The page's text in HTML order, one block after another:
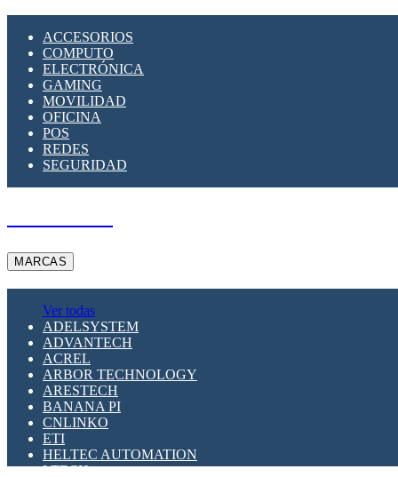
ACCESORIOS
COMPUTO
ELECTRÓNICA
GAMING
MOVILIDAD
OFICINA
POS
REDES
SEGURIDAD
MARCAS
Ver todas
ADELSYSTEM
ADVANTECH
ACREL
ARBOR TECHNOLOGY
ARESTECH
BANANA PI
CNLINKO
ETI
HELTEC AUTOMATION
LTECH